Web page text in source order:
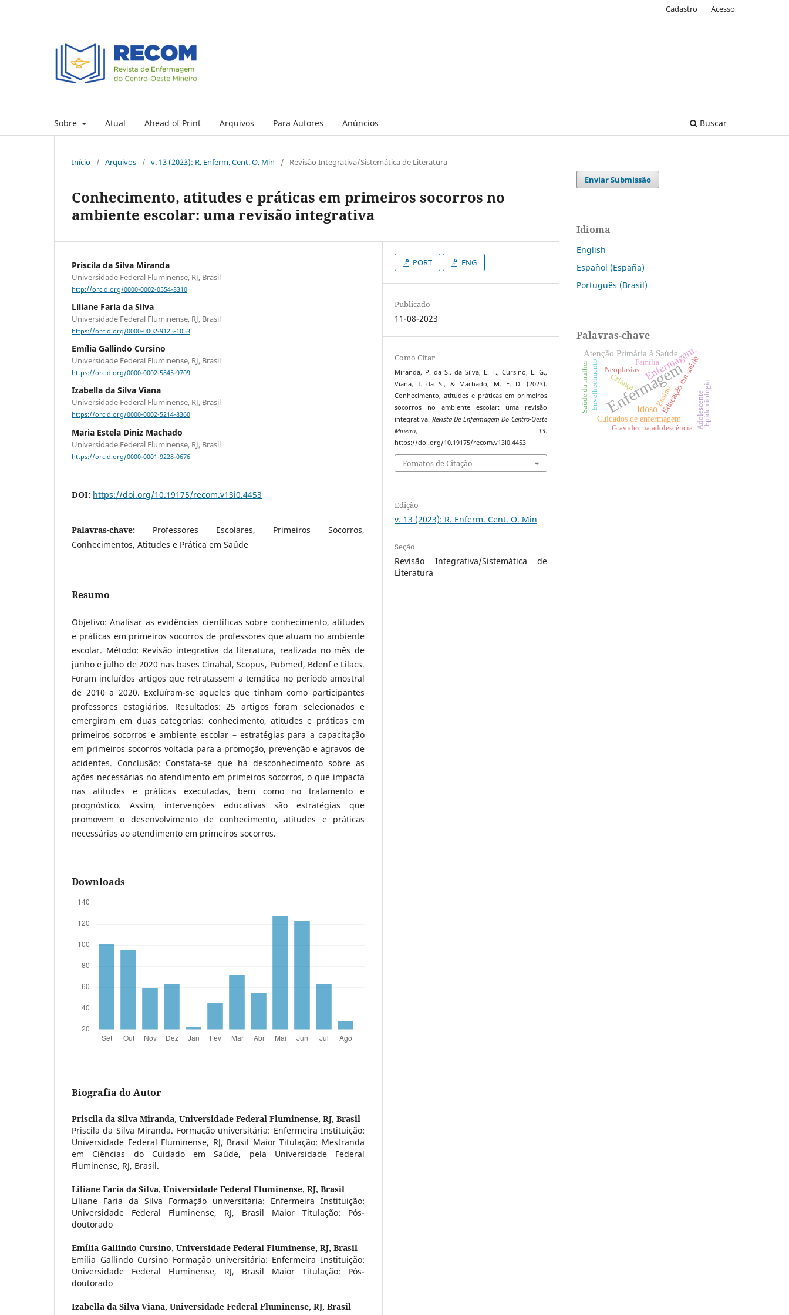
Sobre Atual Ahead of Print Arquivos Para Autores Anúncios Buscar
Cadastro Acesso
Início / Arquivos / v. 13 (2023): R. Enferm. Cent. O. Min / Revisão Integrativa/Sistemática de Literatura
Conhecimento, atitudes e práticas em primeiros socorros no
ambiente escolar: uma revisão integrativa
Priscila da Silva Miranda
Universidade Federal Fluminense, RJ, Brasil
http://orcid.org/0000-0002-0554-8310
Liliane Faria da Silva
Universidade Federal Fluminense, RJ, Brasil
https://orcid.org/0000-0002-9125-1053
Emília Gallindo Cursino
Universidade Federal Fluminense, RJ, Brasil
https://orcid.org/0000-0002-5845-9709
Izabella da Silva Viana
Universidade Federal Fluminense, RJ, Brasil
https://orcid.org/0000-0002-5214-8360
Maria Estela Diniz Machado
Universidade Federal Fluminense, RJ, Brasil
https://orcid.org/0000-0001-9228-0676
DOI: https://doi.org/10.19175/recom.v13i0.4453
Palavras-chave: Professores Escolares, Primeiros Socorros,
Conhecimentos, Atitudes e Prática em Saúde
Resumo
Objetivo: Analisar as evidências científicas sobre conhecimento, atitudes
e práticas em primeiros socorros de professores que atuam no ambiente
escolar. Método: Revisão integrativa da literatura, realizada no mês de
junho e julho de 2020 nas bases Cinahal, Scopus, Pubmed, Bdenf e Lilacs.
Foram incluídos artigos que retratassem a temática no período amostral
de 2010 a 2020. Excluíram-se aqueles que tinham como participantes
professores estagiários. Resultados: 25 artigos foram selecionados e
emergiram em duas categorias: conhecimento, atitudes e práticas em
primeiros socorros e ambiente escolar – estratégias para a capacitação
em primeiros socorros voltada para a promoção, prevenção e agravos de
acidentes. Conclusão: Constata-se que há desconhecimento sobre as
ações necessárias no atendimento em primeiros socorros, o que impacta
nas atitudes e práticas executadas, bem como no tratamento e
prognóstico. Assim, intervenções educativas são estratégias que
promovem o desenvolvimento de conhecimento, atitudes e práticas
necessárias ao atendimento em primeiros socorros.
Downloads
Biografia do Autor
Priscila da Silva Miranda, Universidade Federal Fluminense, RJ, Brasil
Priscila da Silva Miranda. Formação universitária: Enfermeira Instituição:
Universidade Federal Fluminense, RJ, Brasil Maior Titulação: Mestranda
em Ciências do Cuidado em Saúde, pela Universidade Federal
Fluminense, RJ, Brasil.
Liliane Faria da Silva, Universidade Federal Fluminense, RJ, Brasil
Liliane Faria da Silva Formação universitária: Enfermeira Instituição:
Universidade Federal Fluminense, RJ, Brasil Maior Titulação: Pós-
doutorado
Emília Gallindo Cursino, Universidade Federal Fluminense, RJ, Brasil
Emília Gallindo Cursino Formação universitária: Enfermeira Instituição:
Universidade Federal Fluminense, RJ, Brasil Maior Titulação: Pós-
doutorado
Izabella da Silva Viana, Universidade Federal Fluminense, RJ, Brasil
PORT ENG
Publicado
11-08-2023
Como Citar
Miranda, P. da S., da Silva, L. F., Cursino, E. G.,
Viana, I. da S., & Machado, M. E. D. (2023).
Conhecimento, atitudes e práticas em primeiros
socorros no ambiente escolar: uma revisão
integrativa. Revista De Enfermagem Do Centro-Oeste
Mineiro, 13.
https://doi.org/10.19175/recom.v13i0.4453
Fomatos de Citação
Edição
v. 13 (2023): R. Enferm. Cent. O. Min
Seção
Revisão Integrativa/Sistemática de
Literatura
Enviar Submissão
Idioma
English
Español (España)
Português (Brasil)
Palavras-chave
Enfermagem
Enfermagem.
Idoso
Atenção Primária à Saúde
Cuidados de enfermagem
Criança Educação em saúde
Envelhecimento
Saúde da mulher Adolescente
Família
Ensino Epidemiologia
Neoplasias
Gravidez na adolescência